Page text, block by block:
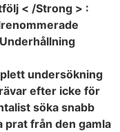
< /Strong > :
undersökning
efter icke för
söka snabb
prat från den gamla